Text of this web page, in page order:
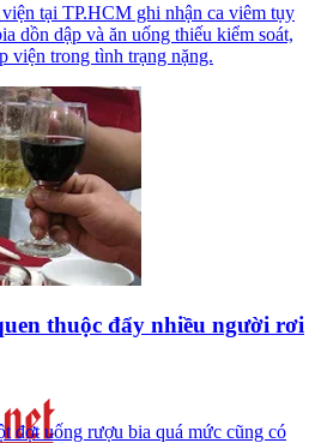
tại TP.HCM ghi nhận ca viêm tụy
dồn dập và ăn uống thiếu kiểm soát,
viện trong tình trạng nặng.
thuộc đẩy nhiều người rơi
đợt uống rượu bia quá mức cũng có